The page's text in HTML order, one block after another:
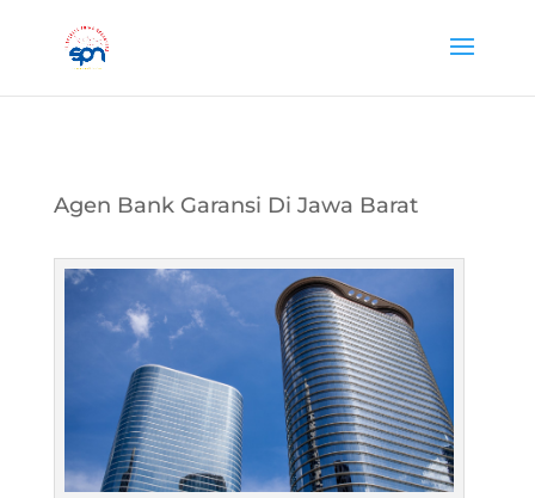
Agen Bank Garansi Di Jawa Barat